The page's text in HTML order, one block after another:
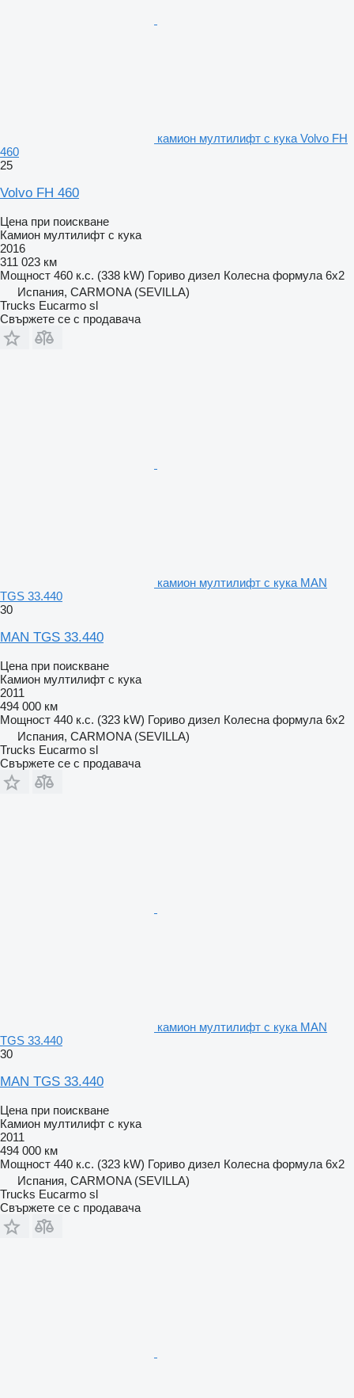
камион мултилифт с кука Volvo FH
460
25
Volvo FH 460
Цена при поискване
Камион мултилифт с кука
2016
311 023 км
Мощност 460 к.с. (338 kW) Гориво дизел Колесна формула 6x2
Испания, CARMONA (SEVILLA)
Trucks Eucarmo sl
Свържете се с продавача
камион мултилифт с кука MAN
TGS 33.440
30
MAN TGS 33.440
Цена при поискване
Камион мултилифт с кука
2011
494 000 км
Мощност 440 к.с. (323 kW) Гориво дизел Колесна формула 6x2
Испания, CARMONA (SEVILLA)
Trucks Eucarmo sl
Свържете се с продавача
камион мултилифт с кука MAN
TGS 33.440
30
MAN TGS 33.440
Цена при поискване
Камион мултилифт с кука
2011
494 000 км
Мощност 440 к.с. (323 kW) Гориво дизел Колесна формула 6x2
Испания, CARMONA (SEVILLA)
Trucks Eucarmo sl
Свържете се с продавача